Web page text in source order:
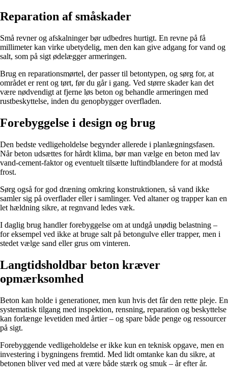
Reparation af småskader
Små revner og afskalninger bør udbedres hurtigt. En revne på få
millimeter kan virke ubetydelig, men den kan give adgang for vand og
salt, som på sigt ødelægger armeringen.
Brug en reparationsmørtel, der passer til betontypen, og sørg for, at
området er rent og tørt, før du går i gang. Ved større skader kan det
være nødvendigt at fjerne løs beton og behandle armeringen med
rustbeskyttelse, inden du genopbygger overfladen.
Forebyggelse i design og brug
Den bedste vedligeholdelse begynder allerede i planlægningsfasen.
Når beton udsættes for hårdt klima, bør man vælge en beton med lav
vand-cement-faktor og eventuelt tilsætte luftindblandere for at modstå
frost.
Sørg også for god dræning omkring konstruktionen, så vand ikke
samler sig på overflader eller i samlinger. Ved altaner og trapper kan en
let hældning sikre, at regnvand ledes væk.
I daglig brug handler forebyggelse om at undgå unødig belastning –
for eksempel ved ikke at bruge salt på betongulve eller trapper, men i
stedet vælge sand eller grus om vinteren.
Langtidsholdbar beton kræver
opmærksomhed
Beton kan holde i generationer, men kun hvis det får den rette pleje. En
systematisk tilgang med inspektion, rensning, reparation og beskyttelse
kan forlænge levetiden med årtier – og spare både penge og ressourcer
på sigt.
Forebyggende vedligeholdelse er ikke kun en teknisk opgave, men en
investering i bygningens fremtid. Med lidt omtanke kan du sikre, at
betonen bliver ved med at være både stærk og smuk – år efter år.